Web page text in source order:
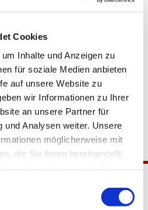
Cookies
Inhalte und Anzeigen zu
für soziale Medien anbieten
auf unsere Website zu
wir Informationen zu Ihrer
an unsere Partner für
und Analysen weiter. Unsere
möglicherweise mit
die Sie ihnen bereitgestellt